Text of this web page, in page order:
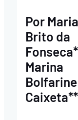
Por
Brito da
Marina
Bolfarine
Caixeta**